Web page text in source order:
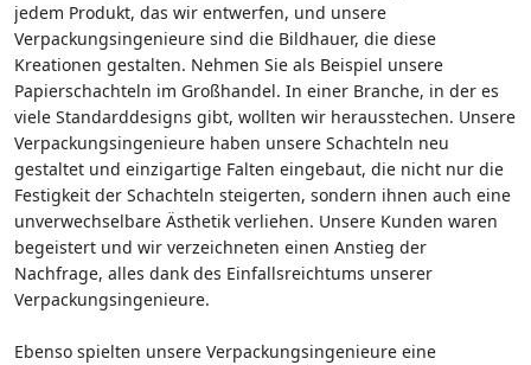
jedem Produkt, das wir entwerfen, und unsere
Verpackungsingenieure sind die Bildhauer, die diese
Kreationen gestalten. Nehmen Sie als Beispiel unsere
Papierschachteln im Großhandel. In einer Branche, in der es
viele Standarddesigns gibt, wollten wir herausstechen. Unsere
Verpackungsingenieure haben unsere Schachteln neu
gestaltet und einzigartige Falten eingebaut, die nicht nur die
Festigkeit der Schachteln steigerten, sondern ihnen auch eine
unverwechselbare Ästhetik verliehen. Unsere Kunden waren
begeistert und wir verzeichneten einen Anstieg der
Nachfrage, alles dank des Einfallsreichtums unserer
Verpackungsingenieure.
Ebenso spielten unsere Verpackungsingenieure eine